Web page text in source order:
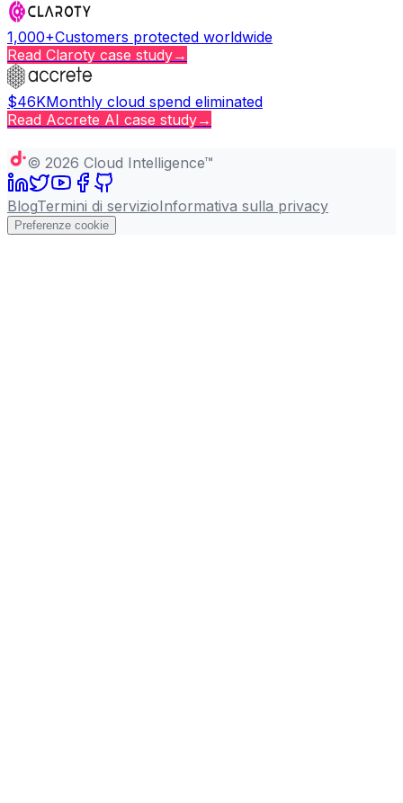
1,000+Customers protected worldwide
Read Claroty case study→
$46KMonthly cloud spend eliminated
Read Accrete AI case study→
© 2026 Cloud Intelligence™
BlogTermini di servizioInformativa sulla privacy
Preferenze cookie